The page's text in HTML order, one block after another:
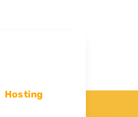
Hosting